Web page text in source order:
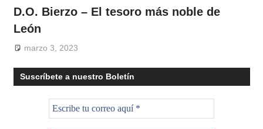
D.O. Bierzo – El tesoro más noble de
León
marzo 3, 2023
Suscríbete a nuestro Boletín